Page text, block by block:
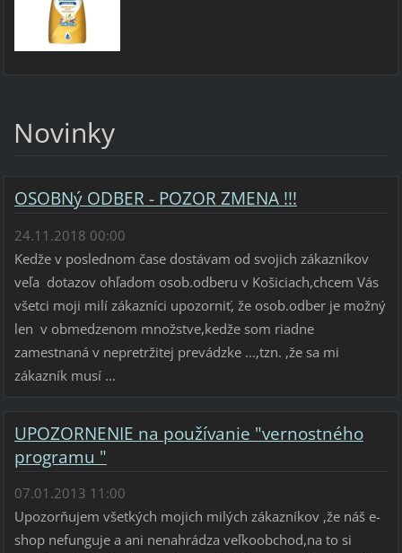
Novinky
OSOBNý ODBER - POZOR ZMENA !!!
24.11.2018 00:00
Kedže v poslednom čase dostávam od svojich zákazníkov
veľa dotazov ohľadom osob.odberu v Košiciach,chcem Vás
všetci moji milí zákazníci upozorniť, že osob.odber je možný
len v obmedzenom množstve,kedže som riadne
zamestnaná v nepretržitej prevádzke ...,tzn. ,že sa mi
zákazník musí ...
UPOZORNENIE na používanie "vernostného
programu "
07.01.2013 11:00
Upozorňujem všetkých mojich milých zákazníkov ,že náš e-
shop nefunguje a ani nenahrádza veľkoobchod,na to si